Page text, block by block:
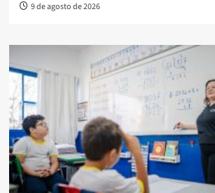
9 de agosto de 2026